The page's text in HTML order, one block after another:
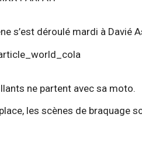
s’est déroulé mardi à Davié
ne partent avec sa moto.
les scènes de braquage